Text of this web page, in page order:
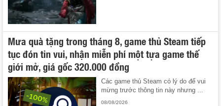
Mưa quà tặng trong tháng 8, game thủ Steam tiếp
tục đón tin vui, nhận miễn phí một tựa game thế
giới mở, giá gốc 320.000 đồng
Các game thủ Steam có lý do để vui
mừng trước thông tin này nhưng ...
08/08/2026